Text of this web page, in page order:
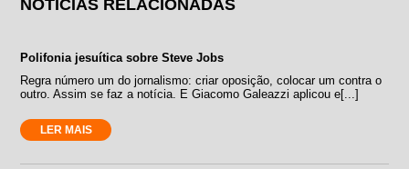
NOTÍCIAS RELACIONADAS
Polifonia jesuítica sobre Steve Jobs
Regra número um do jornalismo: criar oposição, colocar um contra o
outro. Assim se faz a notícia. E Giacomo Galeazzi aplicou e[...]
LER MAIS